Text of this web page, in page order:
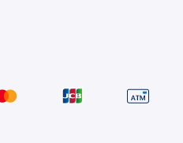
tiết về sản phẩm
ZK-VSCN200
khách hàng có thể gọi cho
để được hỗ trợ tốt nhất.